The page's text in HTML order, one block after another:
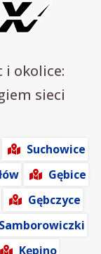
okolice:
sieci
Suchowice
Gębice
Gębczyce
Samborowiczki
Kępino